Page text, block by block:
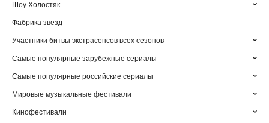
Шоу Холостяк
Фабрика звезд
Участники битвы экстрасенсов всех сезонов
Самые популярные зарубежные сериалы
Самые популярные российские сериалы
Мировые музыкальные фестивали
Кинофестивали